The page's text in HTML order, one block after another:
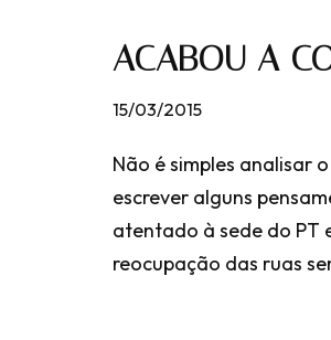
ACABOU A
15/03/2015
Não é simples analisar
escrever alguns
atentado à sede do PT
reocupação das ruas